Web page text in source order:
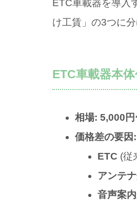
ETC車載器を導入
け工賃」の3つに分
ETC車載器本
相場: 5,000
価格差の要因:
ETC (従
アンテ
音声案内